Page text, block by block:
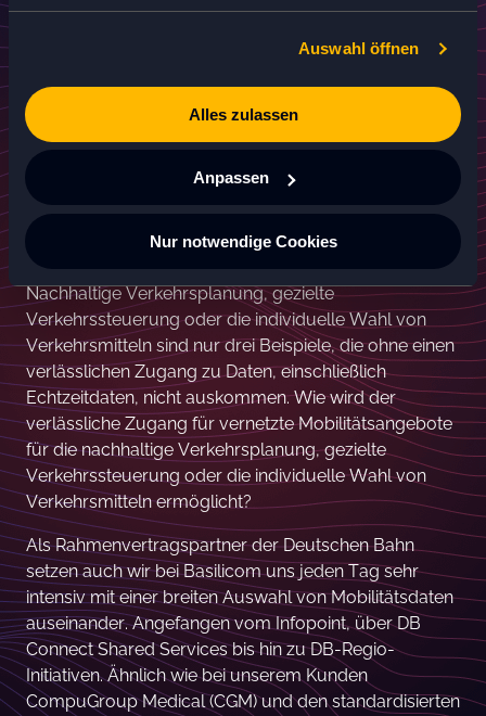
Auswahl öffnen
Alles zulassen
Anpassen
Nur notwendige Cookies
Mobilithek – Einheitlicher, sicherer und effizienter
Zugang zu Mobilitätsdaten“in der Lightning Box 2
statt. Hier stellte Benjamin Brake, Leiter der Abteilung
Digital- und Datenpolitik des Bundesministeriums für
Digitales und Verkehr (BMDV), die Mobilithek vor,
einen neuen zentralen, einheitlichen und
benutzerfreundlichen Zugang zu Mobilitätsdaten.
Fokus: Moderne, vernetzte Mobilitätsangebote sind
heute mehr denn je auf Daten angewiesen.
Nachhaltige Verkehrsplanung, gezielte
Verkehrssteuerung oder die individuelle Wahl von
Verkehrsmitteln sind nur drei Beispiele, die ohne einen
verlässlichen Zugang zu Daten, einschließlich
Echtzeitdaten, nicht auskommen. Wie wird der
verlässliche Zugang für vernetzte Mobilitätsangebote
für die nachhaltige Verkehrsplanung, gezielte
Verkehrssteuerung oder die individuelle Wahl von
Verkehrsmitteln ermöglicht?
Als Rahmenvertragspartner der Deutschen Bahn
setzen auch wir bei Basilicom uns jeden Tag sehr
intensiv mit einer breiten Auswahl von Mobilitätsdaten
auseinander. Angefangen vom Infopoint, über DB
Connect Shared Services bis hin zu DB-Regio-
Initiativen. Ähnlich wie bei unserem Kunden
CompuGroup Medical (CGM) und den standardisierten